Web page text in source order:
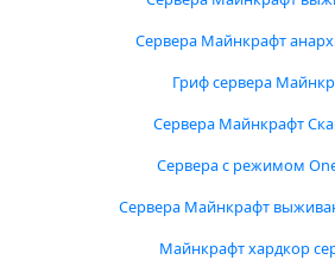
Сервера Майнкрафт
Гриф сервера
Сервера Майнкрафт
Сервера с режимом
Сервера Майнкрафт
Майнкрафт хардкор